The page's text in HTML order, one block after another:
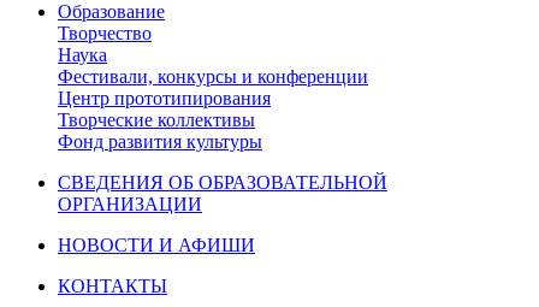
Образование
Творчество
Наука
Фестивали, конкурсы и конференции
Центр прототипирования
Творческие коллективы
Фонд развития культуры
СВЕДЕНИЯ ОБ ОБРАЗОВАТЕЛЬНОЙ
ОРГАНИЗАЦИИ
НОВОСТИ И АФИШИ
КОНТАКТЫ